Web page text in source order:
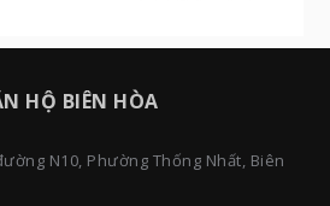
HỘ BIÊN HÒA
N10, Phường Thống Nhất, Biên